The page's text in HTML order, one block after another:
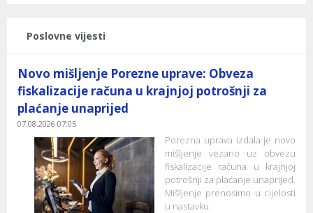
Poslovne vijesti
Novo mišljenje Porezne uprave: Obveza
fiskalizacije računa u krajnjoj potrošnji za
plaćanje unaprijed
07.08.2026 07:05
Porezna uprava izdala je novo
mišljenje vezano uz obvezu
fiskalizacije računa u krajnjoj
potrošnji za plaćanje unaprijed.
Mišljenje prenosimo u cijelosti
u nastavku.